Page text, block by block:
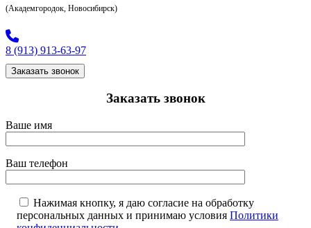
(Академгородок, Новосибирск)
8 (913) 913-63-97
Заказать звонок
Заказать звонок
Ваше имя
Ваш телефон
Нажимая кнопку, я даю согласие на обработку
персональных данных и принимаю условия Политики